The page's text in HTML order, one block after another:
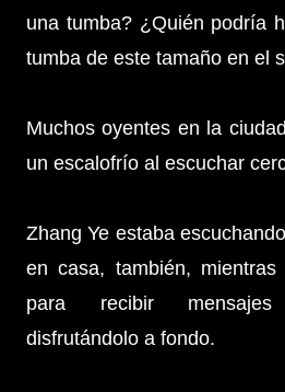
una tumba? ¿Quién podría
tumba de este tamaño en el
Muchos oyentes en la
un escalofrío al escuchar
Zhang Ye estaba
en casa, también,
para recibir
disfrutándolo a fondo.